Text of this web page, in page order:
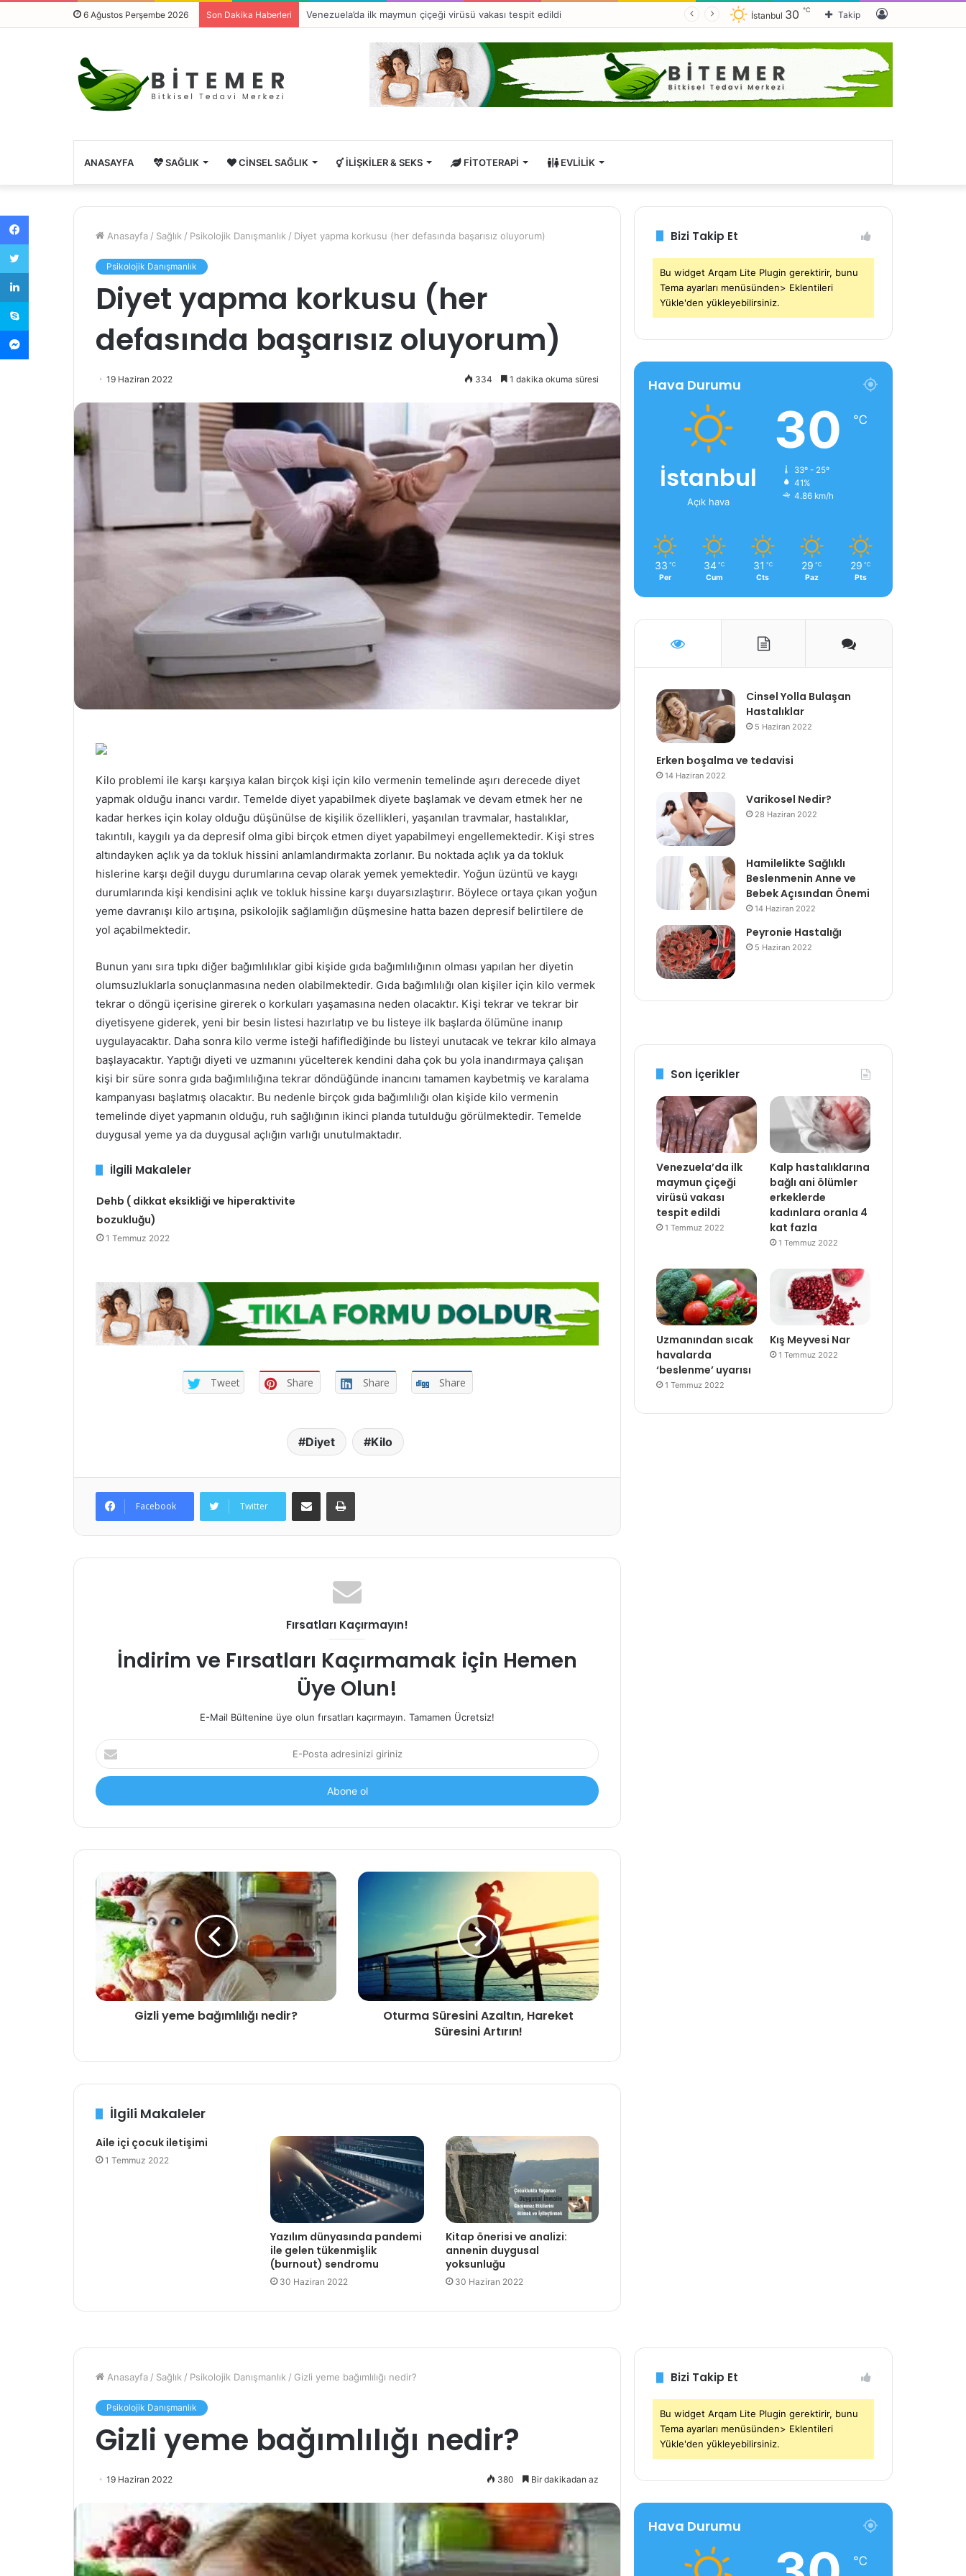
6 Ağustos Perşembe 2026 Son Dakika Haberleri Venezuela’da ilk maymun çiçeği virüsü vakası tespit edildi
Kayıt
Ol
Takip
İstanbul 30 ℃
ANASAYFA SAĞLIK CINSEL SAĞLIK İLIŞKILER & SEKS FITOTERAPI EVLILIK
Anasayfa / Sağlık / Psikolojik Danışmanlık / Diyet yapma korkusu (her defasında başarısız oluyorum)
Psikolojik Danışmanlık
Diyet yapma korkusu (her
defasında başarısız oluyorum)
19 Haziran 2022 334 1 dakika okuma süresi
Kilo problemi ile karşı karşıya kalan birçok kişi için kilo vermenin temelinde aşırı derecede diyet
yapmak olduğu inancı vardır. Temelde diyet yapabilmek diyete başlamak ve devam etmek her ne
kadar herkes için kolay olduğu düşünülse de kişilik özellikleri, yaşanılan travmalar, hastalıklar,
takıntılı, kaygılı ya da depresif olma gibi birçok etmen diyet yapabilmeyi engellemektedir. Kişi stres
altındayken açlık ya da tokluk hissini anlamlandırmakta zorlanır. Bu noktada açlık ya da tokluk
hislerine karşı değil duygu durumlarına cevap olarak yemek yemektedir. Yoğun üzüntü ve kaygı
durumlarında kişi kendisini açlık ve tokluk hissine karşı duyarsızlaştırır. Böylece ortaya çıkan yoğun
yeme davranışı kilo artışına, psikolojik sağlamlığın düşmesine hatta bazen depresif belirtilere de
yol açabilmektedir.
Bunun yanı sıra tıpkı diğer bağımlılıklar gibi kişide gıda bağımlılığının olması yapılan her diyetin
olumsuzluklarla sonuçlanmasına neden olabilmektedir. Gıda bağımlılığı olan kişiler için kilo vermek
tekrar o döngü içerisine girerek o korkuları yaşamasına neden olacaktır. Kişi tekrar ve tekrar bir
diyetisyene giderek, yeni bir besin listesi hazırlatıp ve bu listeye ilk başlarda ölümüne inanıp
uygulayacaktır. Daha sonra kilo verme isteği hafiflediğinde bu listeyi unutacak ve tekrar kilo almaya
başlayacaktır. Yaptığı diyeti ve uzmanını yücelterek kendini daha çok bu yola inandırmaya çalışan
kişi bir süre sonra gıda bağımlılığına tekrar döndüğünde inancını tamamen kaybetmiş ve karalama
kampanyası başlatmış olacaktır. Bu nedenle birçok gıda bağımlılığı olan kişide kilo vermenin
temelinde diyet yapmanın olduğu, ruh sağlığının ikinci planda tutulduğu görülmektedir. Temelde
duygusal yeme ya da duygusal açlığın varlığı unutulmaktadır.
İlgili Makaleler
Dehb ( dikkat eksikliği ve hiperaktivite
bozukluğu)
1 Temmuz 2022
Tweet Share Share Share
Diyet Kilo
Facebook Twitter
E-Posta ile paylaş Yazdır
Fırsatları Kaçırmayın!
İndirim ve Fırsatları Kaçırmamak için Hemen
Üye Olun!
E-Mail Bültenine üye olun fırsatları kaçırmayın. Tamamen Ücretsiz!
E-
Posta
adresinizi
giriniz
Gizli yeme bağımlılığı nedir?
Oturma Süresini Azaltın, Hareket
Süresini Artırın!
İlgili Makaleler
Aile içi çocuk iletişimi
1 Temmuz 2022
Yazılım dünyasında pandemi
ile gelen tükenmişlik
(burnout) sendromu
30 Haziran 2022
Kitap önerisi ve analizi:
annenin duygusal
yoksunluğu
30 Haziran 2022
Bizi Takip Et
Bu widget Arqam Lite Plugin gerektirir, bunu
Tema ayarları menüsünden> Eklentileri
Yükle'den yükleyebilirsiniz.
Hava Durumu
İstanbul
Açık hava
30 ℃
33º - 25º
41%
4.86 km/h
33 ℃
Per
34 ℃
Cum
31 ℃
Cts
29 ℃
Paz
29 ℃
Pts
Cinsel Yolla Bulaşan
Hastalıklar
5 Haziran 2022
Erken boşalma ve tedavisi
14 Haziran 2022
Varikosel Nedir?
28 Haziran 2022
Hamilelikte Sağlıklı
Beslenmenin Anne ve
Bebek Açısından Önemi
14 Haziran 2022
Peyronie Hastalığı
5 Haziran 2022
Son İçerikler
Venezuela’da ilk
maymun çiçeği
virüsü vakası
tespit edildi
1 Temmuz 2022
Kalp hastalıklarına
bağlı ani ölümler
erkeklerde
kadınlara oranla 4
kat fazla
1 Temmuz 2022
Uzmanından sıcak
havalarda
‘beslenme’ uyarısı
1 Temmuz 2022
Kış Meyvesi Nar
1 Temmuz 2022
Facebook
Twitter
LinkedIn
Skype
Messenger